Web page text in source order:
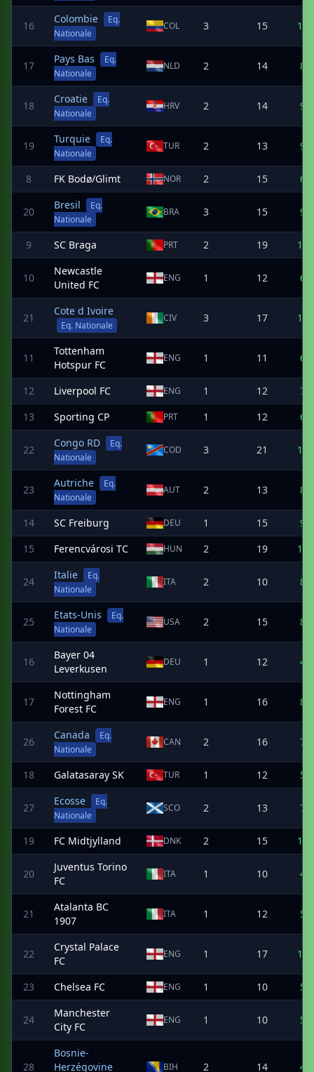
16
Colombie
Eq.
Nationale
COL 3 15 10
17
Pays Bas
Eq.
Nationale
NLD 2 14 8
18
Croatie
Eq.
Nationale
HRV 2 14 9
19
Turquie
Eq.
Nationale
TUR 2 13 9
8 FK Bodø/Glimt NOR 2 15 6
20
Bresil
Eq.
Nationale
BRA 3 15 9
9 SC Braga PRT 2 19 13
10
Newcastle
United FC
ENG 1 12 6
21
Cote d Ivoire
Eq. Nationale
CIV 3 17 11
11
Tottenham
Hotspur FC
ENG 1 11 6
12 Liverpool FC ENG 1 12
7
13
Sporting CP PRT 1 12 6
22
Congo RD
Eq.
Nationale
COD 3 21 11
23
Autriche
Eq.
Nationale
AUT 2 13 8
14 SC Freiburg DEU 1 15
9
15
Ferencvárosi TC HUN 2 19 11
24
Italie
Eq.
Nationale
ITA 2 10 8
25
Etats-Unis
Eq.
Nationale
USA 2 15 8
16
Bayer 04
Leverkusen
DEU 1 12 4
17
Nottingham
Forest FC
ENG 1 16 8
26
Canada
Eq.
Nationale
CAN 2 16 7
18 Galatasaray SK TUR 1 12 5
27
Ecosse
Eq.
Nationale
SCO 2 13 7
19 FC Midtjylland DNK 2 15 10
20
Juventus Torino
FC
ITA 1 10 4
21
Atalanta BC
1907
ITA 1 12 5
22
Crystal Palace
FC
ENG 1 17 10
23 Chelsea FC ENG 1 10 5
24
Manchester
City FC
ENG 1 10 5
28
Bosnie-
Herzégovine
BIH 2 14 4